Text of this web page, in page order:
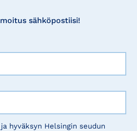
sähköpostiisi!
hyväksyn Helsingin seudun